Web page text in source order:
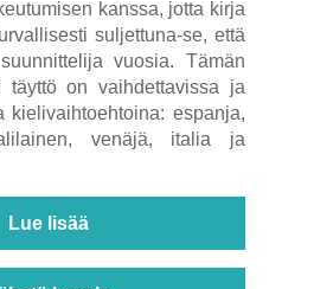
kanssa, jotta kirja
suljettuna-se, että
vuosia. Tämän
täyttö on vaihdettavissa ja
kielivaihtoehtoina: espanja,
venäjä, italia ja
Lue lisää